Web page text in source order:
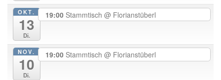
OKT.
13
Di.
19:00 Stammtisch @ Florianstüberl
NOV.
10
Di.
19:00 Stammtisch @ Florianstüberl